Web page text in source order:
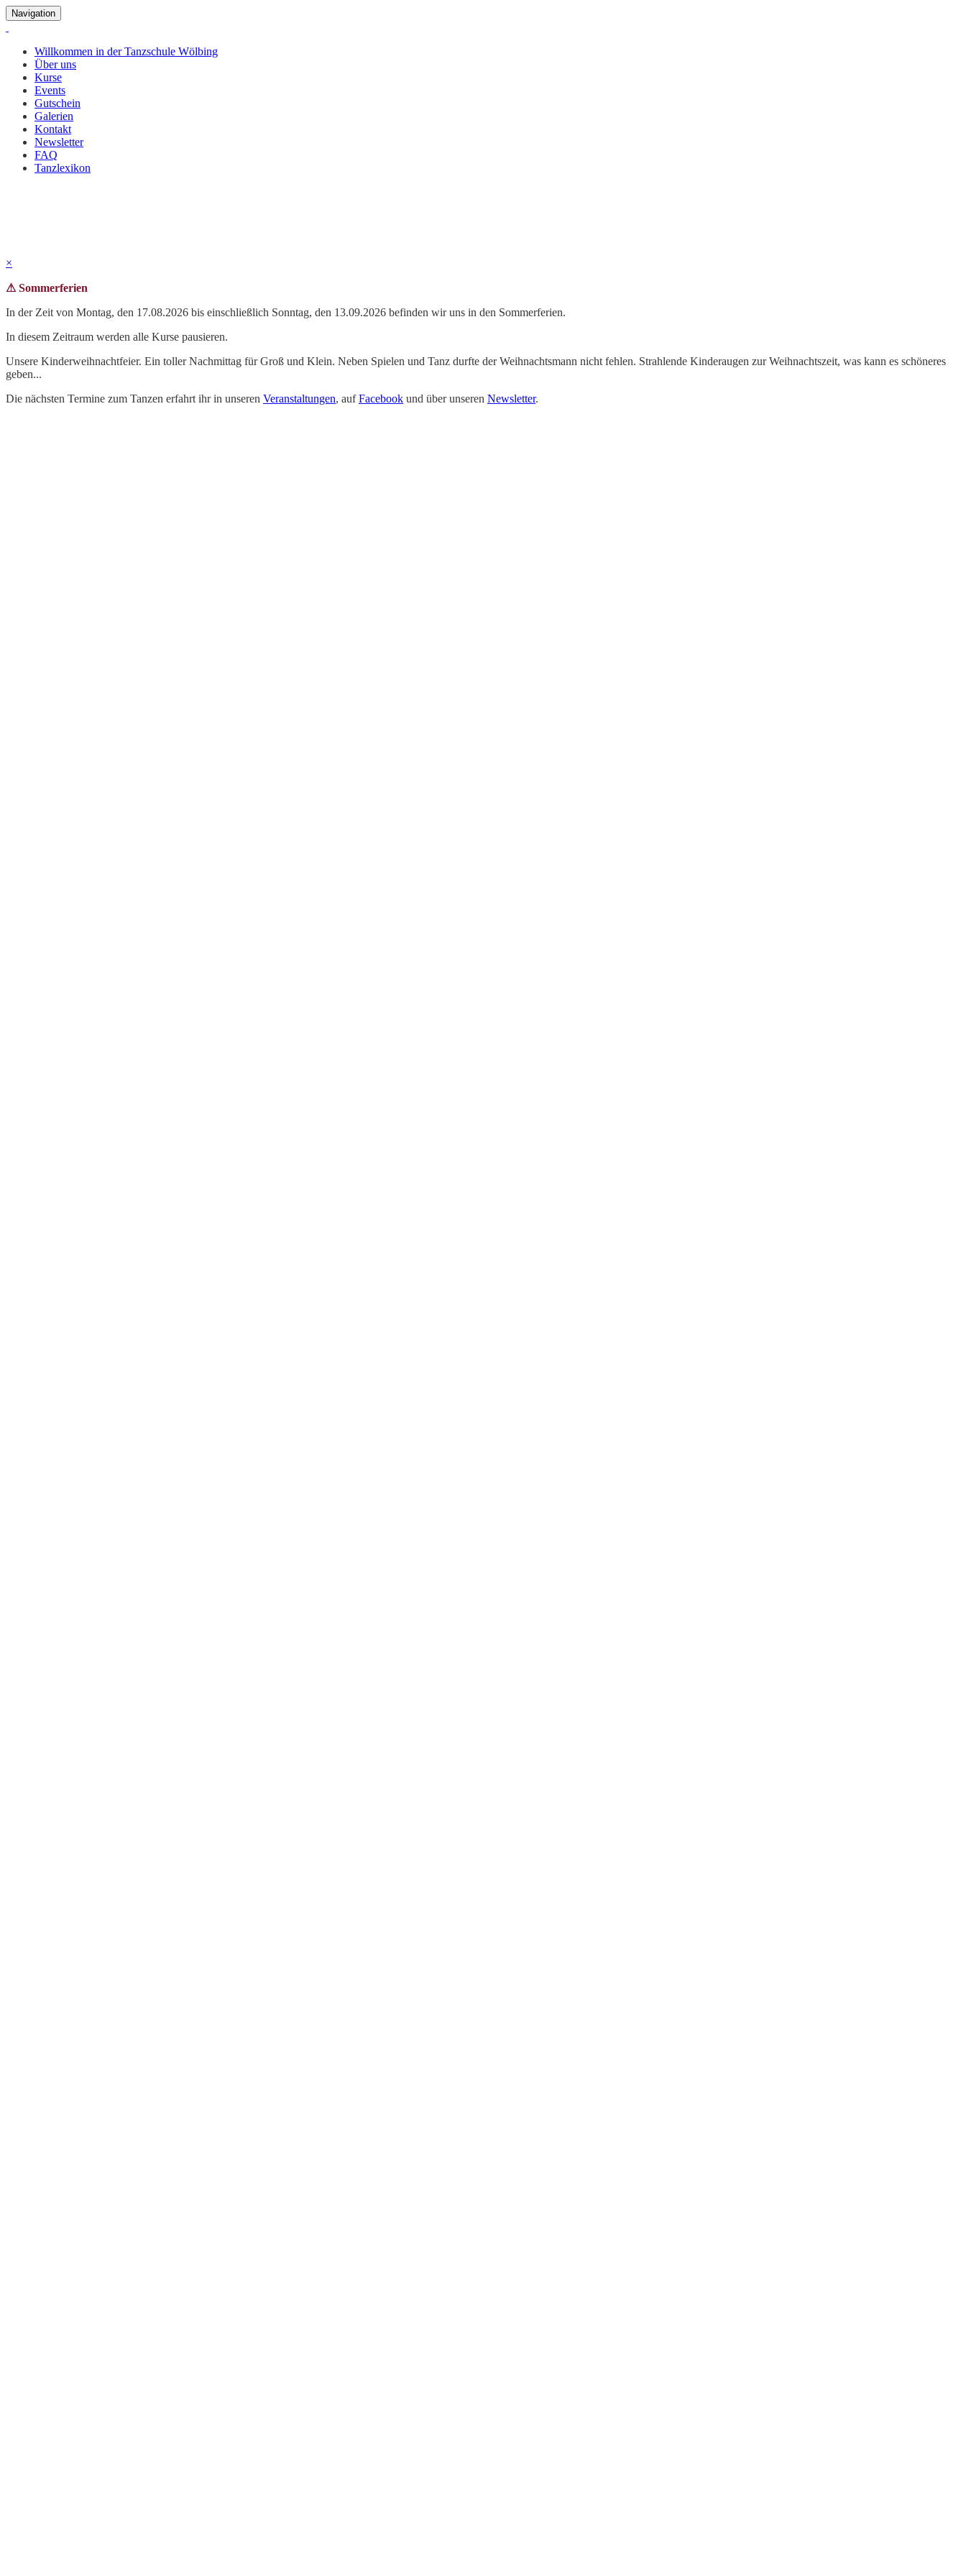
Navigation
Willkommen in der Tanzschule Wölbing
Über uns
Kurse
Events
Gutschein
Galerien
Kontakt
Newsletter
FAQ
Tanzlexikon
×
⚠ Sommerferien
In der Zeit von Montag, den 17.08.2026 bis einschließlich Sonntag, den 13.09.2026 befinden wir uns in den Sommerferien.
In diesem Zeitraum werden alle Kurse pausieren.
Unsere Kinderweihnachtfeier. Ein toller Nachmittag für Groß und Klein. Neben Spielen und Tanz durfte der Weihnachtsmann nicht fehlen. Strahlende Kinderaugen zur Weihnachtszeit, was kann es schöneres
geben...
Die nächsten Termine zum Tanzen erfahrt ihr in unseren Veranstaltungen, aufFacebook und über unseren Newsletter.